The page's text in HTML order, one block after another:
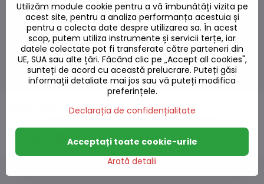
Watchdog
Livrări
Număr depozit:S7#SK#05290020#1
Producător:
Utilizăm module cookie pentru a vă îmbunătăți vizita pe
acest site, pentru a analiza performanța acestuia și
pentru a colecta date despre utilizarea sa. În acest
scop, putem utiliza instrumente și servicii terțe, iar
datele colectate pot fi transferate către parteneri din
UE, SUA sau alte țări. Făcând clic pe „Accept all cookies",
sunteți de acord cu această prelucrare. Puteți găsi
informații detaliate mai jos sau vă puteți modifica
preferințele.
Declarația de confidențialitate
Arată detalii
Acceptați toate cookie-urile